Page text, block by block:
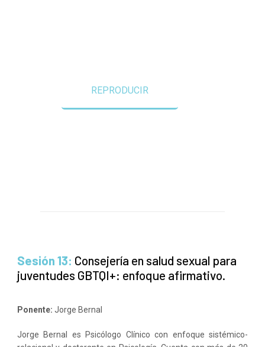
REPRODUCIR
Sesión 13: Consejería en salud sexual para
juventudes GBTQI+: enfoque afirmativo.
Ponente: Jorge Bernal
Jorge Bernal es Psicólogo Clínico con enfoque sistémico-